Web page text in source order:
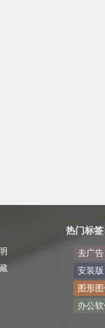
热门标签
去广告
安装版
图形
办公